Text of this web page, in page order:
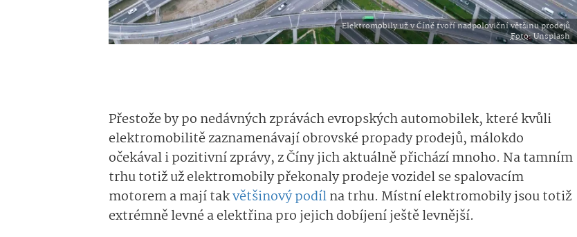
Elektromobily už v Číně tvoří nadpoloviční většinu prodejů
Foto: Unsplash
Přestože by po nedávných zprávách evropských automobilek, které kvůli
elektromobilitě zaznamenávají obrovské propady prodejů, málokdo
očekával i pozitivní zprávy, z Číny jich aktuálně přichází mnoho. Na tamním
trhu totiž už elektromobily překonaly prodeje vozidel se spalovacím
motorem a mají takvětšinový podílna trhu. Místní elektromobily jsou totiž
extrémně levné a elektřina pro jejich dobíjení ještě levnější.